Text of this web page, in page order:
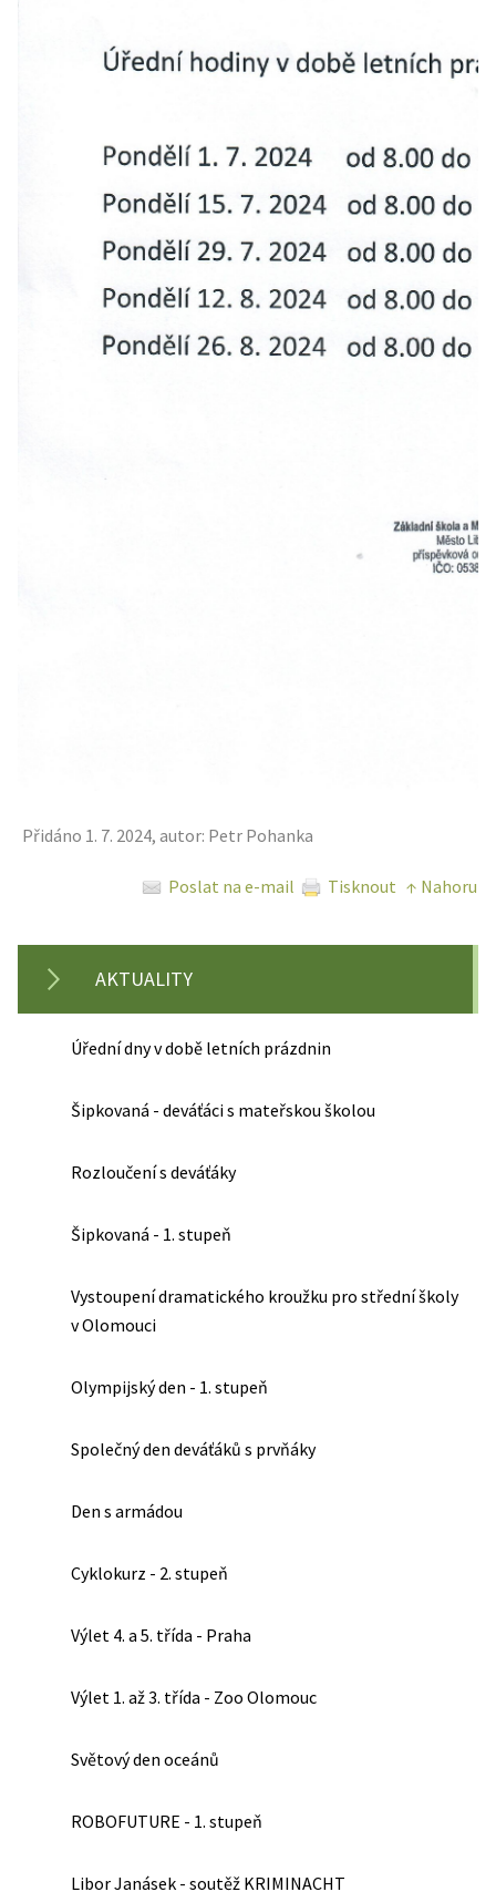
Přidáno 1. 7. 2024, autor: Petr Pohanka
Poslat na e-mail Tisknout ↑ Nahoru
AKTUALITY
Úřední dny v době letních prázdnin
Šipkovaná - deváťáci s mateřskou školou
Rozloučení s deváťáky
Šipkovaná - 1. stupeň
Vystoupení dramatického kroužku pro střední školy
v Olomouci
Olympijský den - 1. stupeň
Společný den deváťáků s prvňáky
Den s armádou
Cyklokurz - 2. stupeň
Výlet 4. a 5. třída - Praha
Výlet 1. až 3. třída - Zoo Olomouc
Světový den oceánů
ROBOFUTURE - 1. stupeň
Libor Janásek - soutěž KRIMINACHT